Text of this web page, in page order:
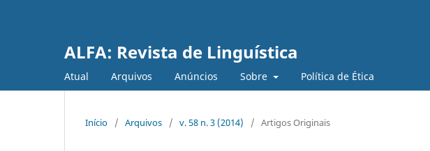
ALFA: Revista de Linguística
Atual Arquivos Anúncios Sobre Política de Ética
Início / Arquivos / v. 58 n. 3 (2014) / Artigos Originais